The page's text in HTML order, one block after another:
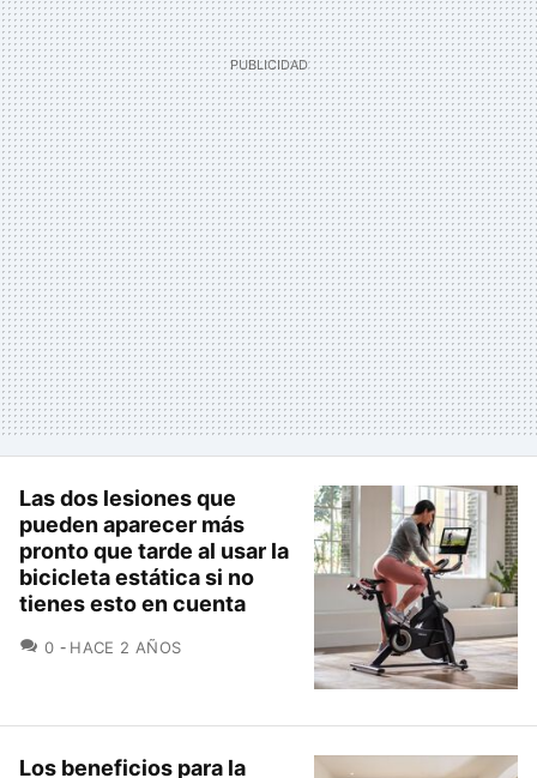
Las dos lesiones que
pueden aparecer más
pronto que tarde al usar la
bicicleta estática si no
tienes esto en cuenta
0 COMENTARIOS
HACE 2 AÑOS
Los beneficios para la